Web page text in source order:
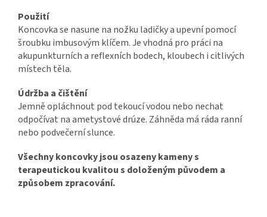
Použití
Koncovka se nasune na nožku ladičky a upevní pomocí
šroubku imbusovým klíčem. Je vhodná pro práci na
akupunkturních a reflexních bodech, kloubech i citlivých
místech těla.
Údržba a čištění
Jemně opláchnout pod tekoucí vodou nebo nechat
odpočívat na ametystové drúze. Záhněda má ráda ranní
nebo podvečerní slunce.
Všechny koncovky jsou osazeny kameny s
terapeutickou kvalitou s doloženým původem a
způsobem zpracování.